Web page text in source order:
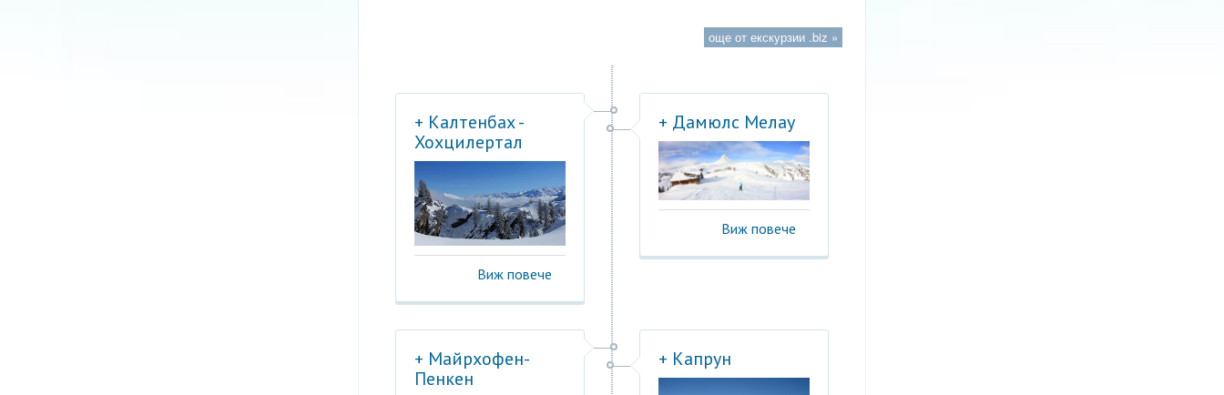
още от екскурзии .biz »
+ Калтенбах -
Хохцилертал
Виж повече
+ Дамюлс Мелау
Виж повече
+ Майрхофен-
Пенкен
+ Капрун